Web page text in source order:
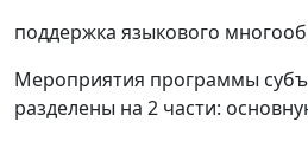
поддержка языкового
Мероприятия программы
разделены на 2 части: